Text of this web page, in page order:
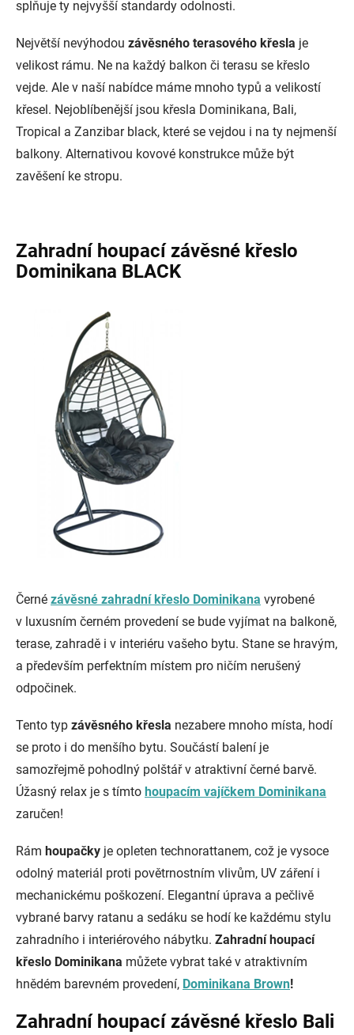
splňuje ty nejvyšší standardy odolnosti.
Největší nevýhodou závěsného terasového křesla je
velikost rámu. Ne na každý balkon či terasu se křeslo
vejde. Ale v naší nabídce máme mnoho typů a velikostí
křesel. Nejoblíbenější jsou křesla Dominikana, Bali,
Tropical a Zanzibar black, které se vejdou i na ty nejmenší
balkony. Alternativou kovové konstrukce může být
zavěšení ke stropu.
Zahradní houpací závěsné křeslo
Dominikana BLACK
Černé závěsné zahradní křeslo Dominikana vyrobené
v luxusním černém provedení se bude vyjímat na balkoně,
terase, zahradě i v interiéru vašeho bytu. Stane se hravým,
a především perfektním místem pro ničím nerušený
odpočinek.
Tento typ závěsného křesla nezabere mnoho místa, hodí
se proto i do menšího bytu. Součástí balení je
samozřejmě pohodlný polštář v atraktivní černé barvě.
Úžasný relax je s tímto houpacím vajíčkem Dominikana
zaručen!
Rám houpačky je opleten technorattanem, což je vysoce
odolný materiál proti povětrnostním vlivům, UV záření i
mechanickému poškození. Elegantní úprava a pečlivě
vybrané barvy ratanu a sedáku se hodí ke každému stylu
zahradního i interiérového nábytku. Zahradní houpací
křeslo Dominikana můžete vybrat také v atraktivním
hnědém barevném provedení, Dominikana Brown!
Zahradní houpací závěsné křeslo Bali